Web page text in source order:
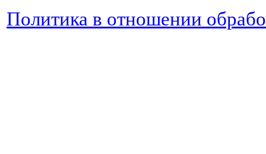
Политика в отношении